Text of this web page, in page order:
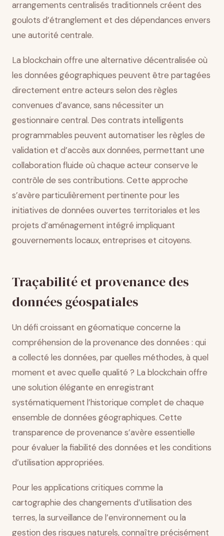
arrangements centralisés traditionnels créent des
goulots d’étranglement et des dépendances envers
une autorité centrale.
La blockchain offre une alternative décentralisée où
les données géographiques peuvent être partagées
directement entre acteurs selon des règles
convenues d’avance, sans nécessiter un
gestionnaire central. Des contrats intelligents
programmables peuvent automatiser les règles de
validation et d’accès aux données, permettant une
collaboration fluide où chaque acteur conserve le
contrôle de ses contributions. Cette approche
s’avère particulièrement pertinente pour les
initiatives de données ouvertes territoriales et les
projets d’aménagement intégré impliquant
gouvernements locaux, entreprises et citoyens.
Traçabilité et provenance des
données géospatiales
Un défi croissant en géomatique concerne la
compréhension de la provenance des données : qui
a collecté les données, par quelles méthodes, à quel
moment et avec quelle qualité ? La blockchain offre
une solution élégante en enregistrant
systématiquement l’historique complet de chaque
ensemble de données géographiques. Cette
transparence de provenance s’avère essentielle
pour évaluer la fiabilité des données et les conditions
d’utilisation appropriées.
Pour les applications critiques comme la
cartographie des changements d’utilisation des
terres, la surveillance de l’environnement ou la
gestion des risques naturels, connaître précisément